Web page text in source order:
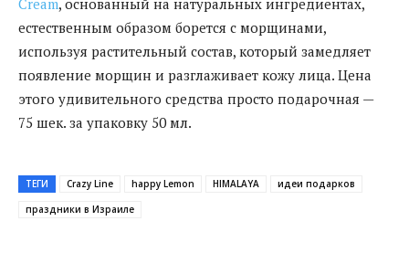
естественным образом борется с морщинами,
используя растительный состав, который замедляет
появление морщин и разглаживает кожу лица. Цена
этого удивительного средства просто подарочная —
75 шек. за упаковку 50 мл.
ТЕГИ Crazy Line happy Lemon HIMALAYA
идеи подарков
праздники в Израиле